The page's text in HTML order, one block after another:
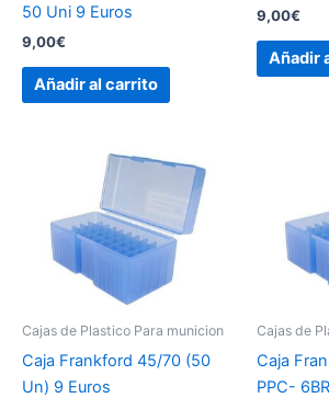
50 Uni 9 Euros
9,00€
Añadir al carrito
9,00€
Añadir
Cajas de Plastico Para municion
Caja Frankford 45/70 (50
Un) 9 Euros
Cajas de
Caja
PPC-